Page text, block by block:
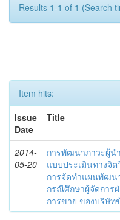
Results 1-1 of 1 (Search
Item hits:
Issue
Date
Title
2014-
05-20
การพัฒนาภาวะผู้น
แบบประเมินทางจิ
การจัดทำแผนพัฒน
กรณีศึกษาผู้จัดการ
การขาย ของบริษัท